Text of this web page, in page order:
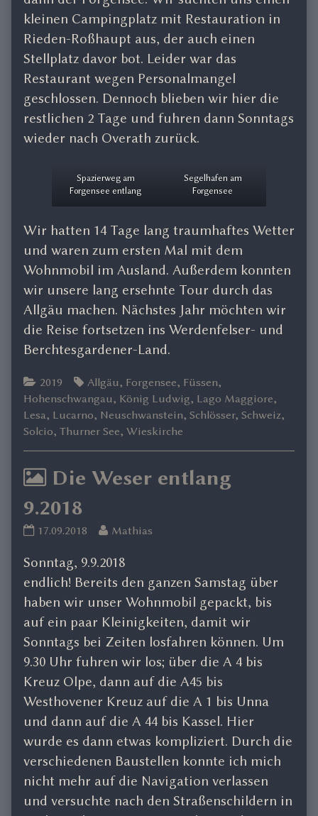
kleinen Campingplatz mit Restauration in
Rieden-Roßhaupt aus, der auch einen
Stellplatz davor bot. Leider war das
Restaurant wegen Personalmangel
geschlossen. Dennoch blieben wir hier die
restlichen 2 Tage und fuhren dann Sonntags
wieder nach Overath zurück.
Spazierweg am
Forgensee entlang
Segelhafen am
Forgensee
Wir hatten 14 Tage lang traumhaftes Wetter
und waren zum ersten Mal mit dem
Wohnmobil im Ausland. Außerdem konnten
wir unsere lang ersehnte Tour durch das
Allgäu machen. Nächstes Jahr möchten wir
die Reise fortsetzen ins Werdenfelser- und
Berchtesgardener-Land.
Categories
2019 Tags
Allgäu, Forgensee, Füssen,
Hohenschwangau, König Ludwig, Lago Maggiore,
Lesa, Lucarno, Neuschwanstein, Schlösser, Schweiz,
Solcio, Thurner See, Wieskirche
Die Weser entlang
9.2018
Die
entlang
9.2018
published
on
17.09.2018
Read
posts
by
the
author
of
Die
Weser
entlang
Mathias
Sonntag, 9.9.2018
endlich! Bereits den ganzen Samstag über
haben wir unser Wohnmobil gepackt, bis
auf ein paar Kleinigkeiten, damit wir
Sonntags bei Zeiten losfahren können. Um
9.30 Uhr fuhren wir los; über die A 4 bis
Kreuz Olpe, dann auf die A45 bis
Westhovener Kreuz auf die A 1 bis Unna
und dann auf die A 44 bis Kassel. Hier
wurde es dann etwas kompliziert. Durch die
verschiedenen Baustellen konnte ich mich
nicht mehr auf die Navigation verlassen
und versuchte nach den Straßenschildern in